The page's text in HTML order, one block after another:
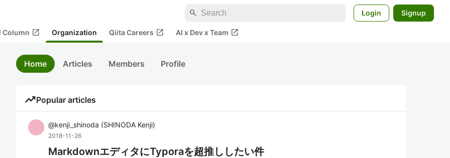
search Login Signup
Column open_in_new Organization Qiita Careers open_in_new AI x Dev x Team open_in_new
Home Articles Members Profile
trending_upPopular articles
@kenji_shinoda (SHINODA Kenji)
2018-11-26
MarkdownエディタにTyporaを超推ししたい件